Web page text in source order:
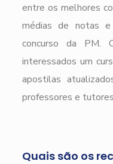
entre os melhores
médias de notas
concurso da PM.
interessados um
apostilas
professores e
Quais são os